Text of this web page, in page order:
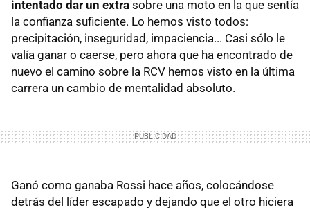
intentado dar un extra sobre una moto en la que sentía
la confianza suficiente. Lo hemos visto todos:
precipitación, inseguridad, impaciencia... Casi sólo le
valía ganar o caerse, pero ahora que ha encontrado de
nuevo el camino sobre la RCV hemos visto en la última
carrera un cambio de mentalidad absoluto.
Ganó como ganaba Rossi hace años, colocándose
detrás del líder escapado y dejando que el otro hiciera